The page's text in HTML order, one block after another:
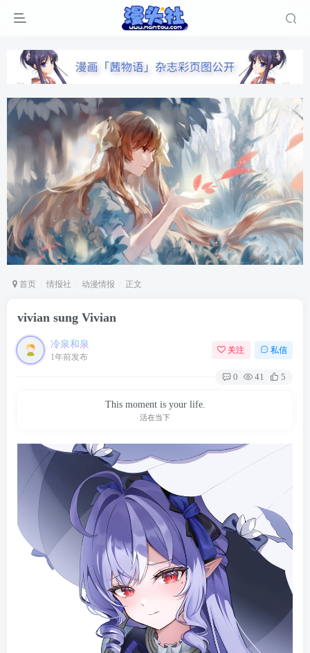
首页 情报社 动漫情报 正文
vivian sung Vivian
冷泉和泉
1年前发布
关注 私信
0 41 5
This moment is your life.
活在当下